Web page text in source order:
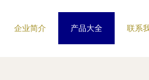
企业简介 产品大全 联系